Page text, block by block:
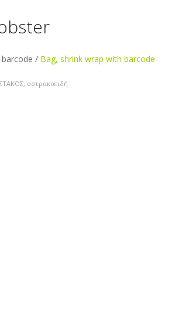
/ Bag, shrink wrap with barcode
, οστρακοειδή